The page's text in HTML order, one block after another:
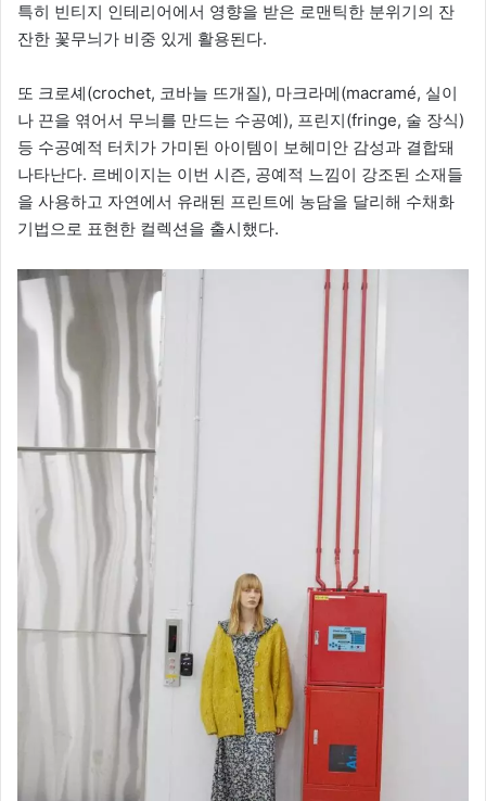
특히 빈티지 인테리어에서 영향을 받은 로맨틱한 분위기의 잔
잔한 꽃무늬가 비중 있게 활용된다.
또 크로셰(crochet, 코바늘 뜨개질), 마크라메(macramé, 실이
나 끈을 엮어서 무늬를 만드는 수공예), 프린지(fringe, 술 장식)
등 수공예적 터치가 가미된 아이템이 보헤미안 감성과 결합돼
나타난다. 르베이지는 이번 시즌, 공예적 느낌이 강조된 소재들
을 사용하고 자연에서 유래된 프린트에 농담을 달리해 수채화
기법으로 표현한 컬렉션을 출시했다.